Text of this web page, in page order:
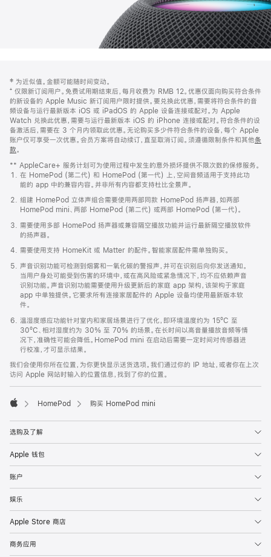
页
页
脚
注
‡ 为近似值。金额可能随时间变动。
⁺ 仅限新订阅用户。免费试用期结束后，每月收费为 RMB 12。优惠仅面向购买符合条件
的新设备的 Apple Music 新订阅用户限时提供。要兑换此优惠，需要将符合条件的音
频设备与运行最新版本 iOS 或 iPadOS 的 Apple 设备连接或配对。为 Apple
Watch 兑换此优惠，需要与运行最新版本 iOS 的 iPhone 连接或配对。符合条件的设
备激活后，需要在 3 个月内领取此优惠。无论购买多少件符合条件的设备，每个 Apple
账户仅可享受一次优惠。会员方案将自动续订，直至取消订阅。须遵循限制条件和其他条
款。
窗
口
中
打
开)
** AppleCare+ 服务计划可为使用过程中发生的意外损坏提供不限次数的保修服务。
在 HomePod (第二代) 和 HomePod (第一代) 上，空间音频适用于支持此功
能的 app 中的兼容内容。并非所有内容都支持杜比全景声。
组建 HomePod 立体声组合需要使用两部同款 HomePod 扬声器，如两部
HomePod mini、两部 HomePod (第二代) 或两部 HomePod (第一代)。
需要使用多部 HomePod 扬声器或兼容隔空播放功能并运行最新隔空播放软件
的扬声器。
需要使用支持 HomeKit 或 Matter 的配件。智能家居配件需单独购买。
声音识别功能可检测到烟雾和一氧化碳的警报声，并可在识别后向你发送通知。
当用户身处可能受到伤害的环境中，或在高风险或紧急情况下，均不应依赖声音
识别功能。声音识别功能需要使用升级更新后的家庭 app 架构，该架构于家庭
app 中单独提供。它要求所有连接家居配件的 Apple 设备均使用最新版本软
件。
温湿度感应功能针对室内和家居场景进行了优化，即环境温度约为 15ºC 至
30ºC、相对湿度约为 30% 至 70% 的场景。在长时间以高音量播放音频等情
况下，准确性可能会降低。HomePod mini 在启动后需要一定时间对传感器进
行校准，才可显示结果。
我们会使用你所在位置，为你更快显示送货选项。我们通过你的 IP 地址，或者你在上次
访问 Apple 网站时输入的位置信息，找到了你的位置。
HomePod 购买 HomePod mini
选购及了解
Apple 钱包
账户
娱乐
Apple Store 商店
商务应用